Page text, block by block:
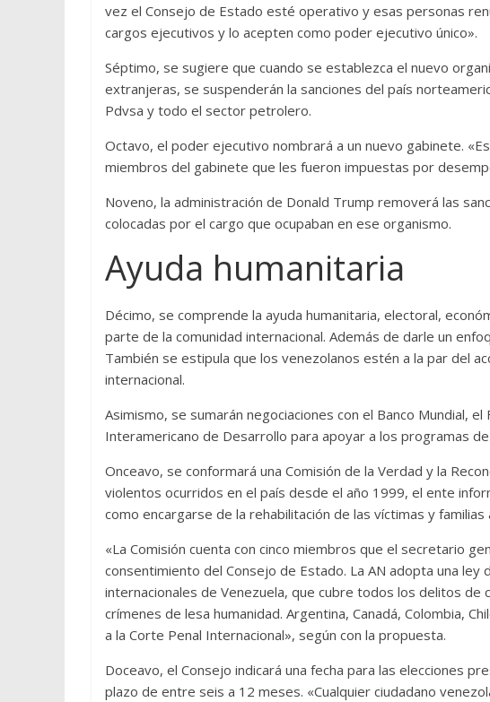
vez el Consejo de Estado esté operativo y esas personas
cargos ejecutivos y lo acepten como poder ejecutivo único».
Séptimo, se sugiere que cuando se establezca el nuevo
extranjeras, se suspenderán la sanciones del país
Pdvsa y todo el sector petrolero.
Octavo, el poder ejecutivo nombrará a un nuevo gabinete.
miembros del gabinete que les fueron impuestas por
Noveno, la administración de Donald Trump removerá las
colocadas por el cargo que ocupaban en ese organismo.
Ayuda humanitaria
Décimo, se comprende la ayuda humanitaria, electoral,
parte de la comunidad internacional. Además de darle un
También se estipula que los venezolanos estén a la par del
internacional.
Asimismo, se sumarán negociaciones con el Banco Mundial,
Interamericano de Desarrollo para apoyar a los programas
Onceavo, se conformará una Comisión de la Verdad y la
violentos ocurridos en el país desde el año 1999, el ente
como encargarse de la rehabilitación de las víctimas y familias
«La Comisión cuenta con cinco miembros que el secretario
consentimiento del Consejo de Estado. La AN adopta una ley
internacionales de Venezuela, que cubre todos los delitos
crímenes de lesa humanidad. Argentina, Canadá, Colombia,
a la Corte Penal Internacional», según con la propuesta.
Doceavo, el Consejo indicará una fecha para las elecciones
plazo de entre seis a 12 meses. «Cualquier ciudadano